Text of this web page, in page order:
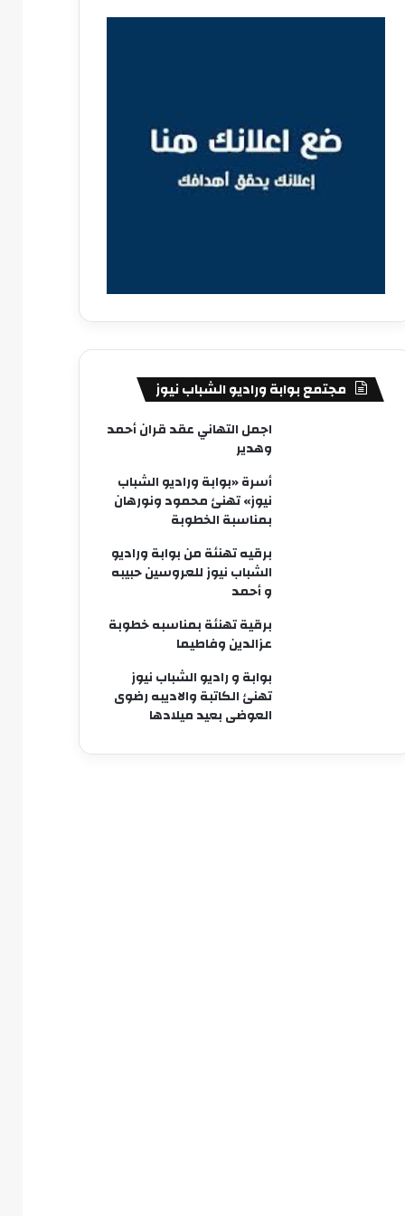
مجتمع بوابة وراديو الشباب نيوز
اجمل التهاني عقد قران أحمد
وهدير
أسرة «بوابة وراديو الشباب
نيوز» تهنئ محمود ونورهان
بمناسبة الخطوبة
برقيه تهنئة من بوابة وراديو
الشباب نيوز للعروسين حبيبه
و أحمد
برقية تهنئة بمناسبه خطوبة
عزالدين وفاطيما
بوابة و راديو الشباب نيوز
تهنئ الكاتبة والاديبه رضوى
العوضى بعيد ميلادها